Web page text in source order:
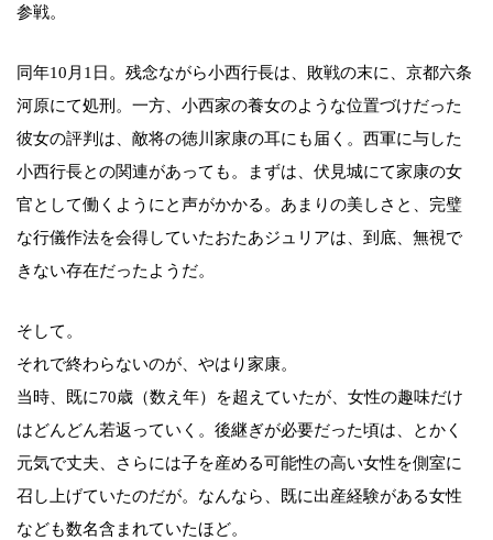
参戦。
同年10月1日。残念ながら小西行長は、敗戦の末に、京都六条
河原にて処刑。一方、小西家の養女のような位置づけだった
彼女の評判は、敵将の徳川家康の耳にも届く。西軍に与した
小西行長との関連があっても。まずは、伏見城にて家康の女
官として働くようにと声がかかる。あまりの美しさと、完璧
な行儀作法を会得していたおたあジュリアは、到底、無視で
きない存在だったようだ。
そして。
それで終わらないのが、やはり家康。
当時、既に70歳（数え年）を超えていたが、女性の趣味だけ
はどんどん若返っていく。後継ぎが必要だった頃は、とかく
元気で丈夫、さらには子を産める可能性の高い女性を側室に
召し上げていたのだが。なんなら、既に出産経験がある女性
なども数名含まれていたほど。